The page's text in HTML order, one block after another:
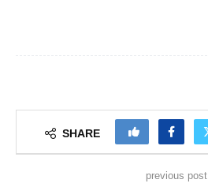
SHARE
previous post